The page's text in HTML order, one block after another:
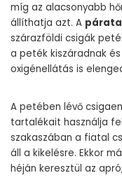
míg az alacsonyabb
állíthatja azt. A
szárazföldi csigák
a peték kiszáradnak
oxigénellátás is
A petében lévő
tartalékait használja
szakaszában a fiatal
áll a kikelésre. Ekkor
héján keresztül az